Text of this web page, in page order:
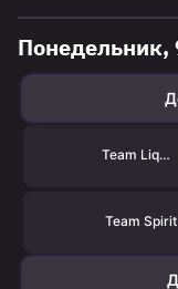
Понедельник,
Team Liquid
Team Spirit